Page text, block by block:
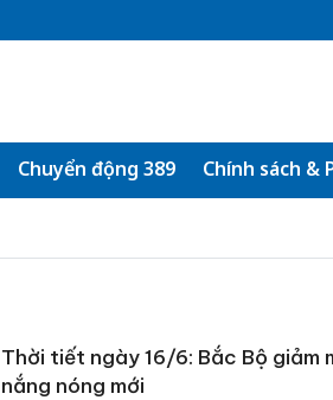
Chuyển động 389 Chính sách &
Thời tiết ngày 16/6: Bắc Bộ
nắng nóng mới